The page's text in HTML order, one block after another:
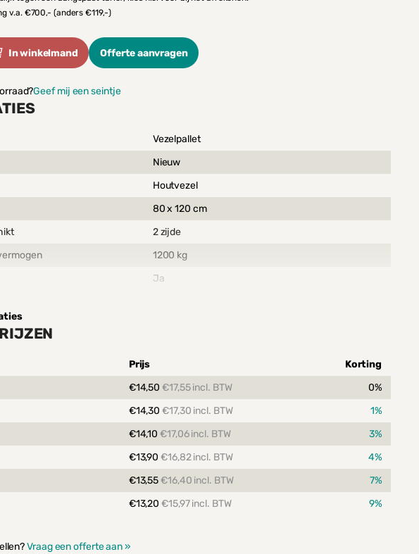
v.a. €700,- (anders €119,-)
In winkelmand Offerte aanvragen
Geef mij een seintje
Vezelpallet
Nieuw
Houtvezel
80 x 120 cm
2 zijde
1200 kg
Ja
Prijs
Korting
€14,50 €17,55 incl. BTW
0%
€14,30€17,30 incl. BTW
1%
€14,10 €17,06 incl. BTW
3%
€13,90€16,82 incl. BTW
4%
€13,55 €16,40 incl. BTW
7%
€13,20€15,97 incl. BTW 9%
Vraag een offerte aan »